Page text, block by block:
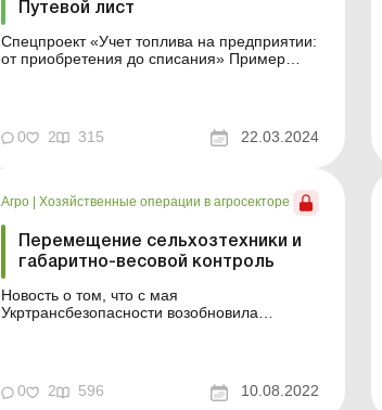
Путевой лист
Спецпроект «Учет топлива на предприятии:
от приобретения до списания» Пример
заправки служебного автомобиля ...
0 2 315 22.03.2024
Агро Хозяйственные операции в агросекторе
Перемещение сельхозтехники и
габаритно-весовой контроль
Новость о том, что с мая
Укртрансбезопасности возобновила
взволновала
сельхозтоваропроизводителей. Ведь
0 2 596 10.08.2022